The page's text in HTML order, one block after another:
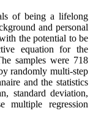
of being a lifelong
and personal
the potential to be
equation for the
samples were 718
randomly multi-step
and the statistics
standard deviation,
multiple regression